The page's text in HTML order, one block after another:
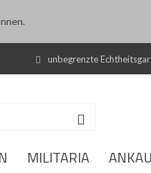
unbegrenzte
MILITARIA